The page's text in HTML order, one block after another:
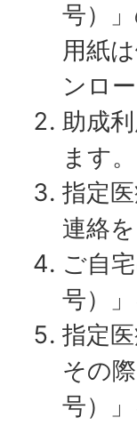
号）
用紙
ンロ
助成
ます
指定
連絡
ご自
号）
指定
その
号）